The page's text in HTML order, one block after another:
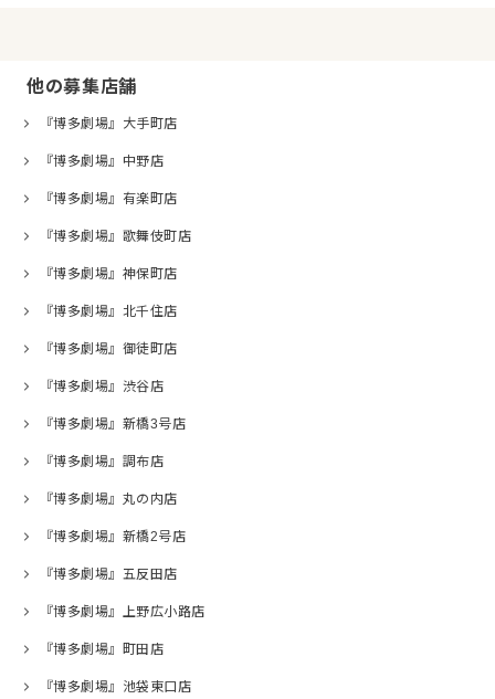
他の募集店舗
『博多劇場』大手町店
『博多劇場』中野店
『博多劇場』有楽町店
『博多劇場』歌舞伎町店
『博多劇場』神保町店
『博多劇場』北千住店
『博多劇場』御徒町店
『博多劇場』渋谷店
『博多劇場』新橋3号店
『博多劇場』調布店
『博多劇場』丸の内店
『博多劇場』新橋2号店
『博多劇場』五反田店
『博多劇場』上野広小路店
『博多劇場』町田店
『博多劇場』池袋東口店